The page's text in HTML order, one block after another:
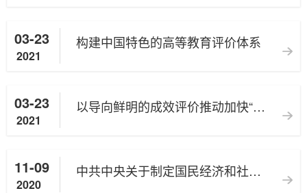
03-23
2021
构建中国特色的高等教育评价体系
03-23
2021
以导向鲜明的成效评价推动加快“双一流”建设
11-09
2020
中共中央关于制定国民经济和社会发展第十四个五年规划和二〇三五年远景目标的建议